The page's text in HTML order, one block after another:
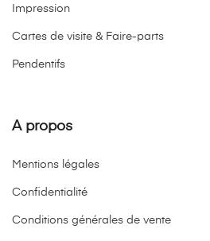
Impression
Cartes de visite & Faire-parts
Pendentifs
A propos
Mentions légales
Confidentialité
Conditions générales de vente